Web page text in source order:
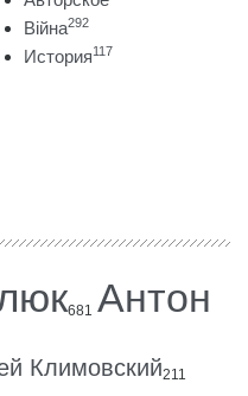
Війна292
История117
681 Антон
Климовский211